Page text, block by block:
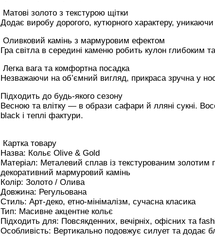
Матові золото з текстурою щітки
Додає виробу дорогого, кутюрного характеру, уникаючи
Оливковий камінь з мармуровим ефектом
Гра світла в середині каменю робить кулон глибоким
Легка вага та комфортна посадка
Незважаючи на об’ємний вигляд, прикраса зручна у
Підходить до будь-якого сезону
Весною та влітку — в образи сафари й лляні сукні.
black і теплі фактури.
Картка товару
Назва: Кольє Olive & Gold
Матеріал: Металевий сплав із текстурованим золотим
декоративний мармуровий камінь
Колір: Золото / Олива
Довжина: Регульована
Стиль: Арт-деко, етно-мінімалізм, сучасна класика
Тип: Масивне акцентне кольє
Підходить для: Повсякденних, вечірніх, офісних та
Особливість: Вертикально подовжує силует та додає